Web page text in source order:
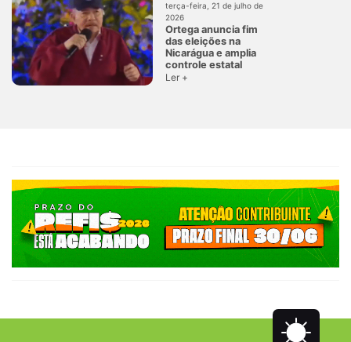
terça-feira, 21 de julho de
2026
Ortega anuncia fim
das eleições na
Nicarágua e amplia
controle estatal
Ler +